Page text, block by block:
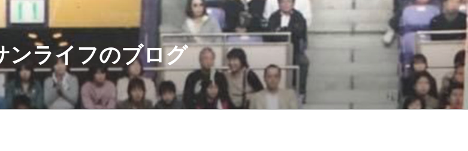
ンライフのブログ